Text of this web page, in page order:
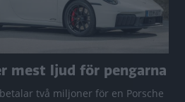
mest ljud för pengarna
betalar två miljoner för en Porsche